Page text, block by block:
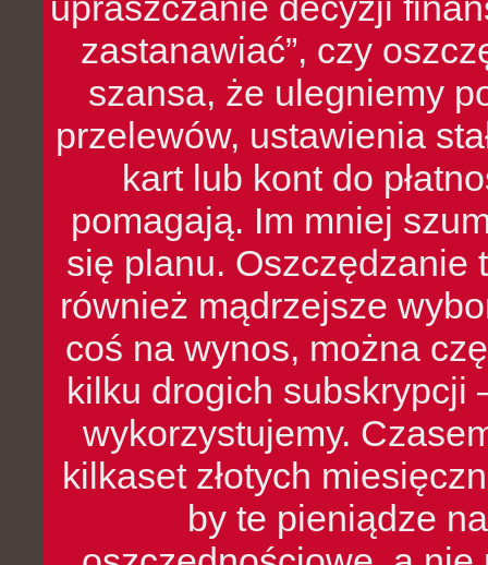
zastanawiać”, czy
szansa, że ulegniemy
przelewów, ustawienia
kart lub kont do
pomagają. Im mniej
się planu. Oszczędzanie
również mądrzejsze
coś na wynos, można
kilku drogich subskrypcji
wykorzystujemy.
kilkaset złotych
by te pieniądze